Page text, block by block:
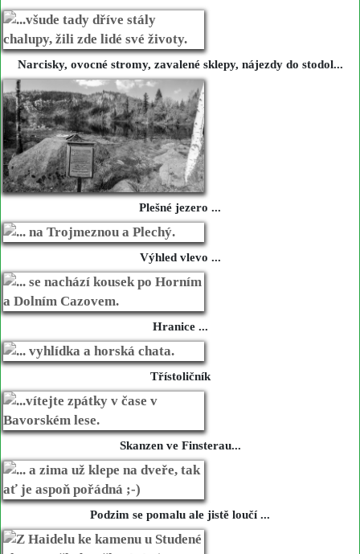
Narcisky, ovocné stromy, zavalené sklepy, nájezdy do stodol...
Plešné jezero ...
Výhled vlevo ...
Hranice ...
Třístoličník
Skanzen ve Finsterau...
Podzim se pomalu ale jistě loučí ...